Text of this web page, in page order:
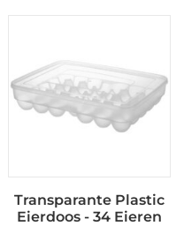
Transparante Plastic
Eierdoos - 34 Eieren